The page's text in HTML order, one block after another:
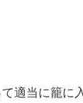
適当に籠に